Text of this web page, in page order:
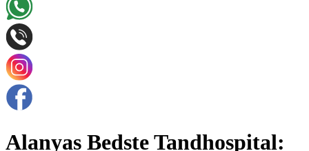
Alanyas Bedste Tandhospital: